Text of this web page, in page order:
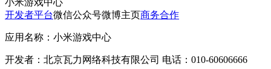
开发者平台微信公众号微博主页商务合作
应用名称：小米游戏中心
开发者：北京瓦力网络科技有限公司 电话：010-60606666